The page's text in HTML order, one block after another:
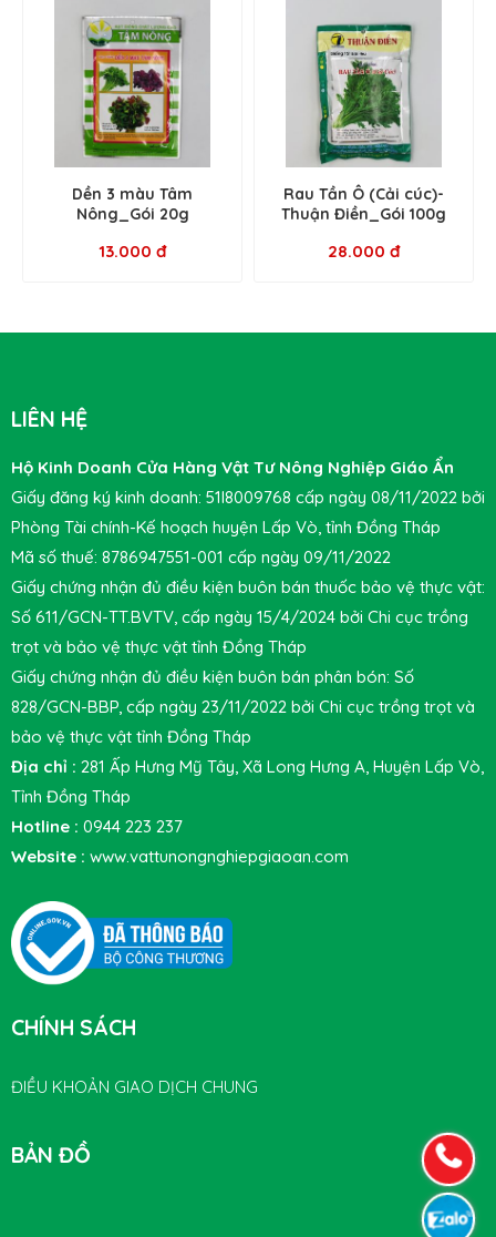
Dền 3 màu Tâm
Nông_Gói 20g
13.000 đ
Rau Tần Ô (Cải cúc)-
Thuận Điền_Gói 100g
28.000 đ
LIÊN HỆ
Hộ Kinh Doanh Cửa Hàng Vật Tư Nông Nghiệp Giáo Ẩn
Giấy đăng ký kinh doanh: 51I8009768 cấp ngày 08/11/2022 bởi
Phòng Tài chính-Kế hoạch huyện Lấp Vò, tỉnh Đồng Tháp
Mã số thuế: 8786947551-001 cấp ngày 09/11/2022
Giấy chứng nhận đủ điều kiện buôn bán thuốc bảo vệ thực vật:
Số 611/GCN-TT.BVTV, cấp ngày 15/4/2024 bởi Chi cục trồng
trọt và bảo vệ thực vật tỉnh Đồng Tháp
Giấy chứng nhận đủ điều kiện buôn bán phân bón: Số
828/GCN-BBP, cấp ngày 23/11/2022 bởi Chi cục trồng trọt và
bảo vệ thực vật tỉnh Đồng Tháp
Địa chỉ : 281 Ấp Hưng Mỹ Tây, Xã Long Hưng A, Huyện Lấp Vò,
Tỉnh Đồng Tháp
Hotline : 0944 223 237
Website : www.vattunongnghiepgiaoan.com
CHÍNH SÁCH
ĐIỀU KHOẢN GIAO DỊCH CHUNG
BẢN ĐỒ